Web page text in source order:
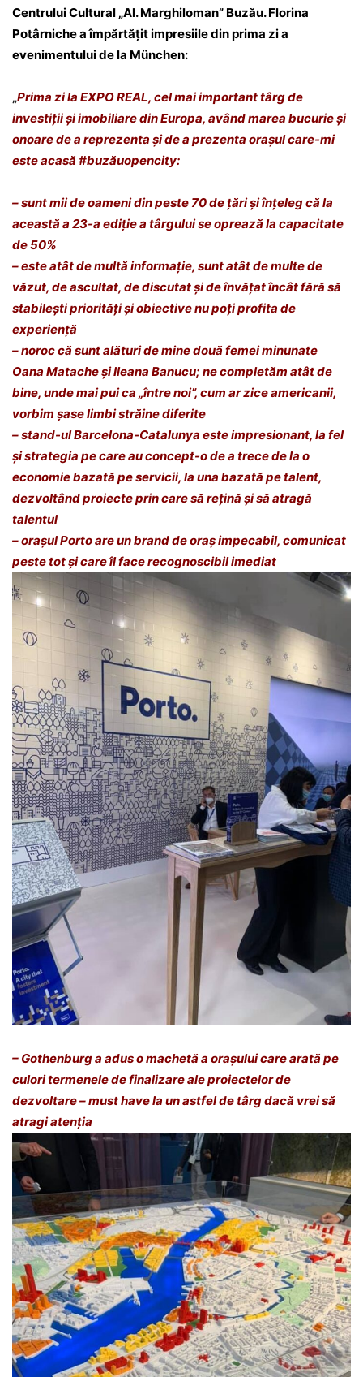
Centrului Cultural „Al. Marghiloman” Buzău. Florina
Potârniche a împărtățit impresiile din prima zi a
evenimentului de la München:
„Prima zi la EXPO REAL, cel mai important târg de
investiții și imobiliare din Europa, având marea bucurie și
onoare de a reprezenta și de a prezenta orașul care-mi
este acasă #buzăuopencity:
– sunt mii de oameni din peste 70 de țări și înțeleg că la
această a 23-a ediție a târgului se oprează la capacitate
de 50%
– este atât de multă informație, sunt atât de multe de
văzut, de ascultat, de discutat și de învățat încât fără să
stabilești priorități și obiective nu poți profita de
experiență
– noroc că sunt alături de mine două femei minunate
Oana MatacheșiIleana Banucu; ne completăm atât de
bine, unde mai pui ca „între noi”, cum ar zice americanii,
vorbim șase limbi străine diferite
– stand-ul Barcelona-Catalunya este impresionant, la fel
și strategia pe care au concept-o de a trece de la o
economie bazată pe servicii, la una bazată pe talent,
dezvoltând proiecte prin care să rețină și să atragă
talentul
– orașul Porto are un brand de oraș impecabil, comunicat
peste tot și care îl face recognoscibil imediat
– Gothenburg a adus o machetă a orașului care arată pe
culori termenele de finalizare ale proiectelor de
dezvoltare – must have la un astfel de târg dacă vrei să
atragi atenția